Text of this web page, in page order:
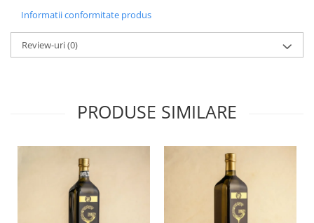
Informatii conformitate produs
Review-uri(0)
PRODUSE SIMILARE